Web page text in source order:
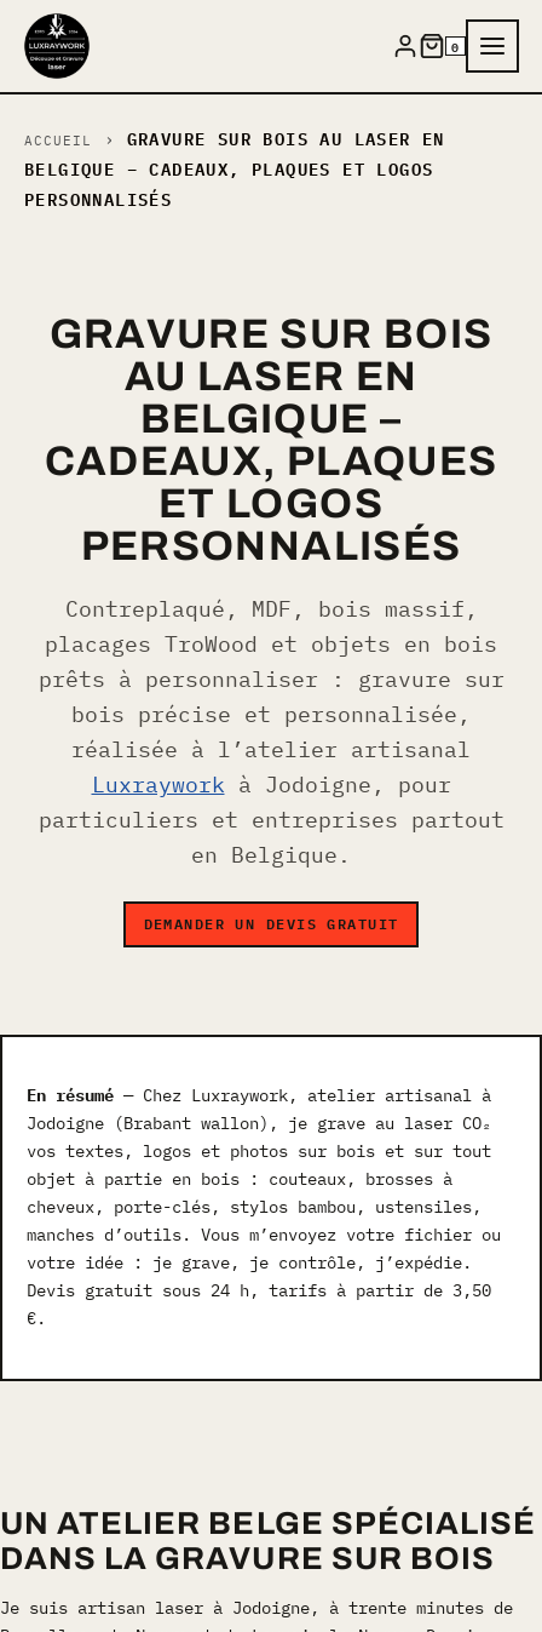
Aller
contenu
0
ACCUEIL ›
GRAVURE SUR BOIS AU LASER EN
BELGIQUE – CADEAUX, PLAQUES ET LOGOS
PERSONNALISÉS
GRAVURE SUR BOIS
AU LASER EN
BELGIQUE –
CADEAUX, PLAQUES
ET LOGOS
PERSONNALISÉS
Contreplaqué, MDF, bois massif,
placages TroWood et objets en bois
prêts à personnaliser : gravure sur
bois précise et personnalisée,
réalisée à l’atelier artisanal
Luxraywork à Jodoigne, pour
particuliers et entreprises partout
en Belgique.
DEMANDER UN DEVIS GRATUIT
En résumé— Chez Luxraywork, atelier artisanal à
Jodoigne (Brabant wallon), je grave au laser CO₂
vos textes, logos et photos sur bois et sur tout
objet à partie en bois : couteaux, brosses à
cheveux, porte-clés, stylos bambou, ustensiles,
manches d’outils. Vous m’envoyez votre fichier ou
votre idée : je grave, je contrôle, j’expédie.
Devis gratuit sous 24 h, tarifs à partir de 3,50
€.
UN ATELIER BELGE SPÉCIALISÉ
DANS LA GRAVURE SUR BOIS
Je suis artisan laser à Jodoigne, à trente minutes de